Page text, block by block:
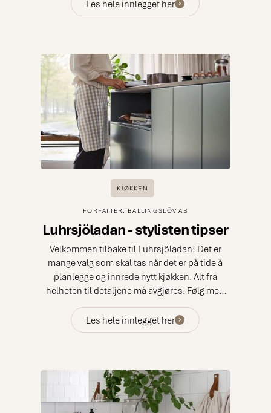
Les hele innlegget her
KJØKKEN
FORFATTER: BALLINGSLÖV AB
Luhrsjöladan - stylisten tipser
Velkommen tilbake til Luhrsjöladan! Det er
mange valg som skal tas når det er på tide å
planlegge og innrede nytt kjøkken. Alt fra
helheten til detaljene må avgjøres. Følg med
beste tips.
Les hele innlegget her